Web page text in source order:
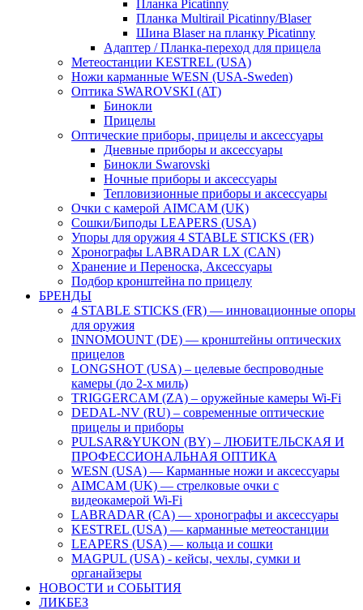
Планка Picatinny
Планка Multirail Picatinny/Blaser
Шина Blaser на планку Picatinny
Адаптер / Планка-переход для прицела
Метеостанции KESTREL (USA)
Ножи карманные WESN (USA-Sweden)
Оптика SWAROVSKI (AT)
Бинокли
Прицелы
Оптические приборы, прицелы и аксессуары
Дневные приборы и аксессуары
Бинокли Swarovski
Ночные приборы и аксессуары
Тепловизионные приборы и аксессуары
Очки с камерой AIMCAM (UK)
Сошки/Биподы LEAPERS (USA)
Упоры для оружия 4 STABLE STICKS (FR)
Хронографы LABRADAR LX (CAN)
Хранение и Переноска, Аксессуары
Подбор кронштейна по прицелу
БРЕНДЫ
4 STABLE STICKS (FR) — инновационные опоры
для оружия
INNOMOUNT (DE) — кронштейны оптических
прицелов
LONGSHOT (USA) – целевые беспроводные
камеры (до 2-х миль)
TRIGGERCAM (ZA) – оружейные камеры Wi-Fi
DEDAL-NV (RU) – современные оптические
прицелы и приборы
PULSAR&YUKON (BY) – ЛЮБИТЕЛЬСКАЯ И
ПРОФЕССИОНАЛЬНАЯ ОПТИКА
WESN (USA) — Карманные ножи и аксессуары
AIMCAM (UK) — стрелковые очки с
видеокамерой Wi-Fi
LABRADAR (CA) — хронографы и аксессуары
KESTREL (USA) — карманные метеостанции
LEAPERS (USA) — кольца и сошки
MAGPUL (USA) - кейсы, чехлы, сумки и
органайзеры
НОВОСТИ и СОБЫТИЯ
ЛИКБЕЗ